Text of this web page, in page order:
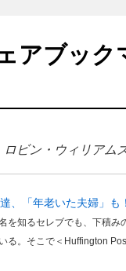
アブック
ロビン・ウィリアム
、「年老いた夫婦」
を知るセレブでも、下積
る。そこで＜Huffington